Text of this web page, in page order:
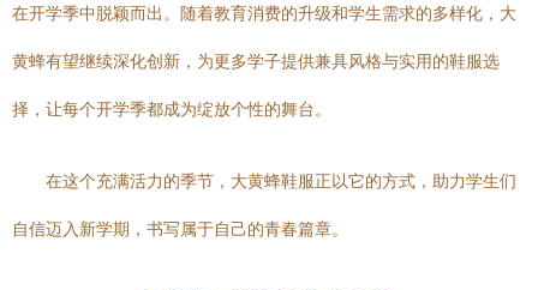
在开学季中脱颖而出。随着教育消费的升级和学生需求的多样化，大
黄蜂有望继续深化创新，为更多学子提供兼具风格与实用的鞋服选
择，让每个开学季都成为绽放个性的舞台。
在这个充满活力的季节，大黄蜂鞋服正以它的方式，助力学生们
自信迈入新学期，书写属于自己的青春篇章。